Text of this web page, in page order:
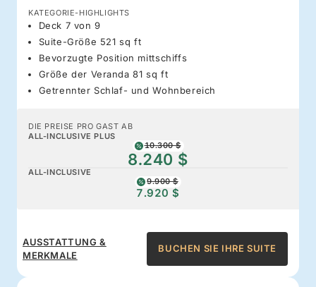
KATEGORIE-HIGHLIGHTS
Deck 7 von 9
Suite-Größe 521 sq ft
Bevorzugte Position mittschiffs
Größe der Veranda 81 sq ft
Getrennter Schlaf- und Wohnbereich
DIE PREISE PRO GAST AB
ALL-INCLUSIVE PLUS
10.300 $
8.240 $
ALL-INCLUSIVE
9.900 $
7.920 $
AUSSTATTUNG &
MERKMALE
BUCHEN SIE IHRE SUITE